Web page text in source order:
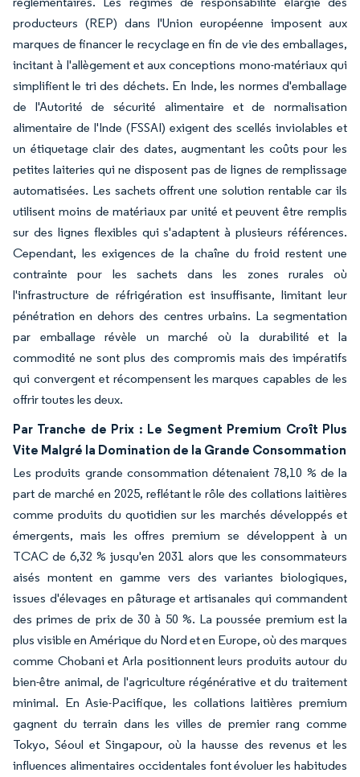
producteurs (REP) dans l'Union européenne imposent aux
marques de financer le recyclage en fin de vie des emballages,
incitant à l'allègement et aux conceptions mono-matériaux qui
simplifient le tri des déchets. En Inde, les normes d'emballage
de l'Autorité de sécurité alimentaire et de normalisation
alimentaire de l'Inde (FSSAI) exigent des scellés inviolables et
un étiquetage clair des dates, augmentant les coûts pour les
petites laiteries qui ne disposent pas de lignes de remplissage
automatisées. Les sachets offrent une solution rentable car ils
utilisent moins de matériaux par unité et peuvent être remplis
sur des lignes flexibles qui s'adaptent à plusieurs références.
Cependant, les exigences de la chaîne du froid restent une
contrainte pour les sachets dans les zones rurales où
l'infrastructure de réfrigération est insuffisante, limitant leur
pénétration en dehors des centres urbains. La segmentation
par emballage révèle un marché où la durabilité et la
commodité ne sont plus des compromis mais des impératifs
qui convergent et récompensent les marques capables de les
offrir toutes les deux.
Par Tranche de Prix : Le Segment Premium Croît Plus
Vite Malgré la Domination de la Grande Consommation
Les produits grande consommation détenaient 78,10 % de la
part de marché en 2025, reflétant le rôle des collations laitières
comme produits du quotidien sur les marchés développés et
émergents, mais les offres premium se développent à un
TCAC de 6,32 % jusqu'en 2031 alors que les consommateurs
aisés montent en gamme vers des variantes biologiques,
issues d'élevages en pâturage et artisanales qui commandent
des primes de prix de 30 à 50 %. La poussée premium est la
plus visible en Amérique du Nord et en Europe, où des marques
comme Chobani et Arla positionnent leurs produits autour du
bien-être animal, de l'agriculture régénérative et du traitement
minimal. En Asie-Pacifique, les collations laitières premium
gagnent du terrain dans les villes de premier rang comme
Tokyo, Séoul et Singapour, où la hausse des revenus et les
influences alimentaires occidentales font évoluer les habitudes